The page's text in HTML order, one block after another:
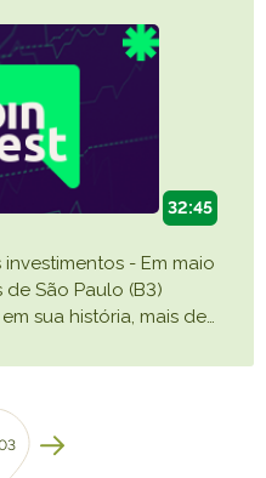
32:45
- Em maio
de São Paulo (B3)
sua história, mais de…